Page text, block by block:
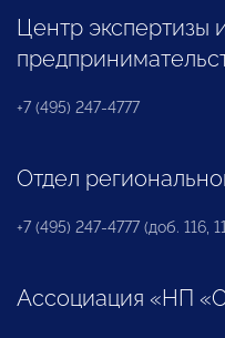
Центр экспертизы
+7 (495) 247-4777
Отдел
+7 (495) 247-4777 (доб. 116,
Ассоциация «НП